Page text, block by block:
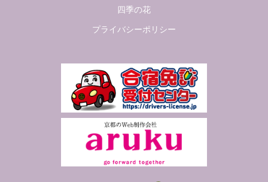
四季の花
プライバシーポリシー